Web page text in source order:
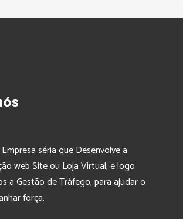
séria que Desenvolve a
web Site ou Loja Virtual, e logo
a Gestão de Tráfego, para ajudar o
força.